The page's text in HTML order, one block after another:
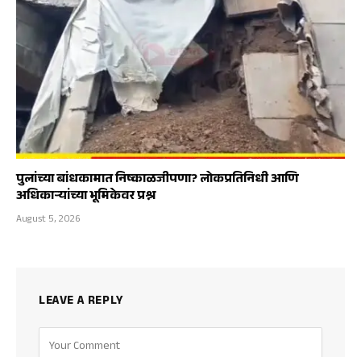
पुलांच्या बांधकामात निष्काळजीपणा? लोकप्रतिनिधी आणि
अधिकाऱ्यांच्या भूमिकेवर प्रश्न
August 5, 2026
LEAVE A REPLY